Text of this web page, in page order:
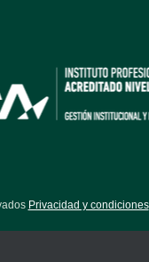
Privacidad y condiciones